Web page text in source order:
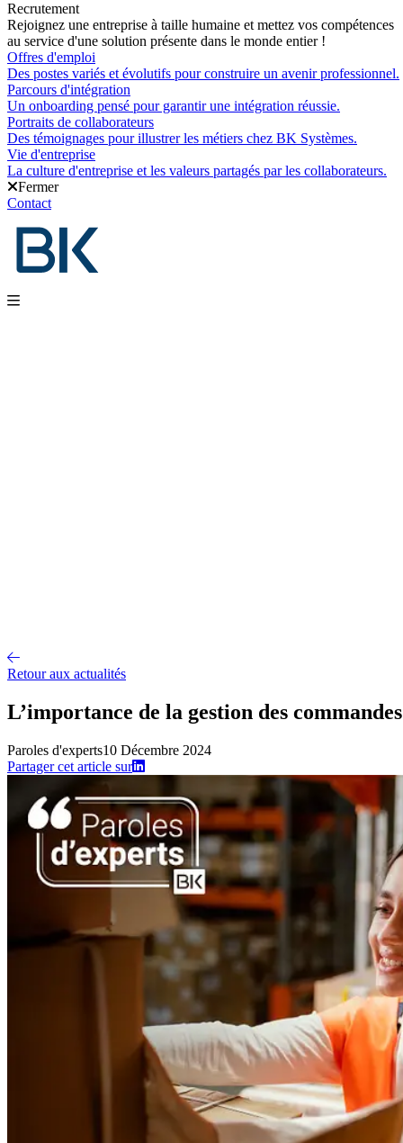
Recrutement
Rejoignez une entreprise à taille humaine et mettez vos compétences
au service d'une solution présente dans le monde entier !
Offres d'emploi
Des postes variés et évolutifs pour construire un avenir professionnel.
Parcours d'intégration
Un onboarding pensé pour garantir une intégration réussie.
Portraits de collaborateurs
Des témoignages pour illustrer les métiers chez BK Systèmes.
Vie d'entreprise
La culture d'entreprise et les valeurs partagés par les collaborateurs.
Fermer
Contact
Retour aux actualités
L’importance de la gestion des commandes
Paroles d'experts10 Décembre 2024
Partager cet article sur